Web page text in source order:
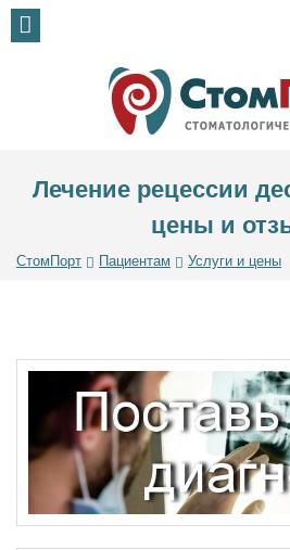
Лечение рецессии
цены и
СтомПорт Пациентам Услуги и цены